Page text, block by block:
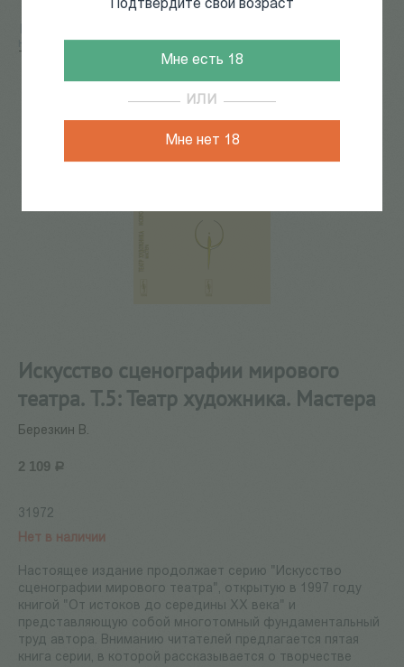
Подтвердите свой возраст
Мне есть 18
ИЛИ
Мне нет 18
костюм / Искусство сценографии мирового театра. Т.5:
Театр художника. Мастера
Искусство сценографии мирового
театра. Т.5: Театр художника. Мастера
Березкин В.
2 109 Р
31972
Нет в наличии
Настоящее издание продолжает серию "Искусство
сценографии мирового театра", открытую в 1997 году
книгой "От истоков до середины ХХ века" и
представляющую собой многотомный фундаментальный
труд автора. Вниманию читателей предлагается пятая
книга серии, в которой рассказывается о творчестве